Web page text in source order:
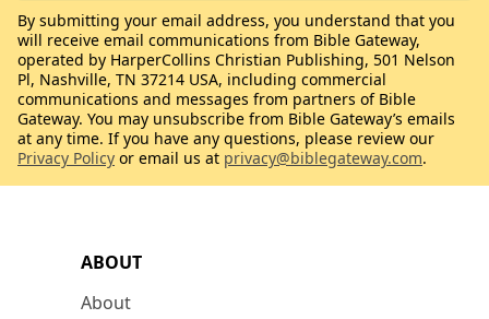
ABOUT
About
By submitting your email address, you understand that you
will receive email communications from Bible Gateway,
operated by HarperCollins Christian Publishing, 501 Nelson
Pl, Nashville, TN 37214 USA, including commercial
communications and messages from partners of Bible
Gateway. You may unsubscribe from Bible Gateway’s emails
at any time. If you have any questions, please review our
Privacy Policy or email us at privacy@biblegateway.com.